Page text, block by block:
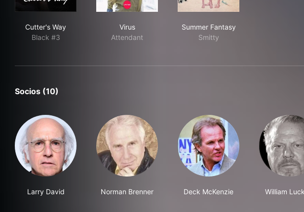
Cutter's Way
Black #3
Virus
Attendant
Summer Fantasy
Smitty
Socios (10)
Larry David Norman Brenner Deck McKenzie William